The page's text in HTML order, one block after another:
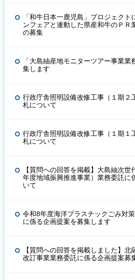
「和牛日本一鹿児島」プロジェク
ンフェアと連動した県産和牛のＰＲ
の募集
「大島紬産地モニターツアー事業
集します
行政庁舎照明設備改修工事（１期２
札について
行政庁舎照明設備改修工事（１期１
札について
【質問への回答を掲載】大島紬次
年度地域振興推進事業）業務委託に
いて
令和8年度海洋プラスチックごみ対
に係る企画提案を募集します
【質問への回答を掲載しました】
改訂事業業務委託に係る企画提案募